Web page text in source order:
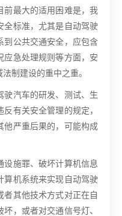
前最大的适用困难是，我
全标准，尤其是自动驾驶
到公共交通安全，应包含
应急处理规则等方面，安
制建设的重中之重。
驶汽车的研发、测试、生
有关安全管理的规定，
他严重后果的，可能构成
设施罪、破坏计算机信息
算机系统来实现自动驾驶
者其他技术方式对正在自
，或者对交通信号灯、